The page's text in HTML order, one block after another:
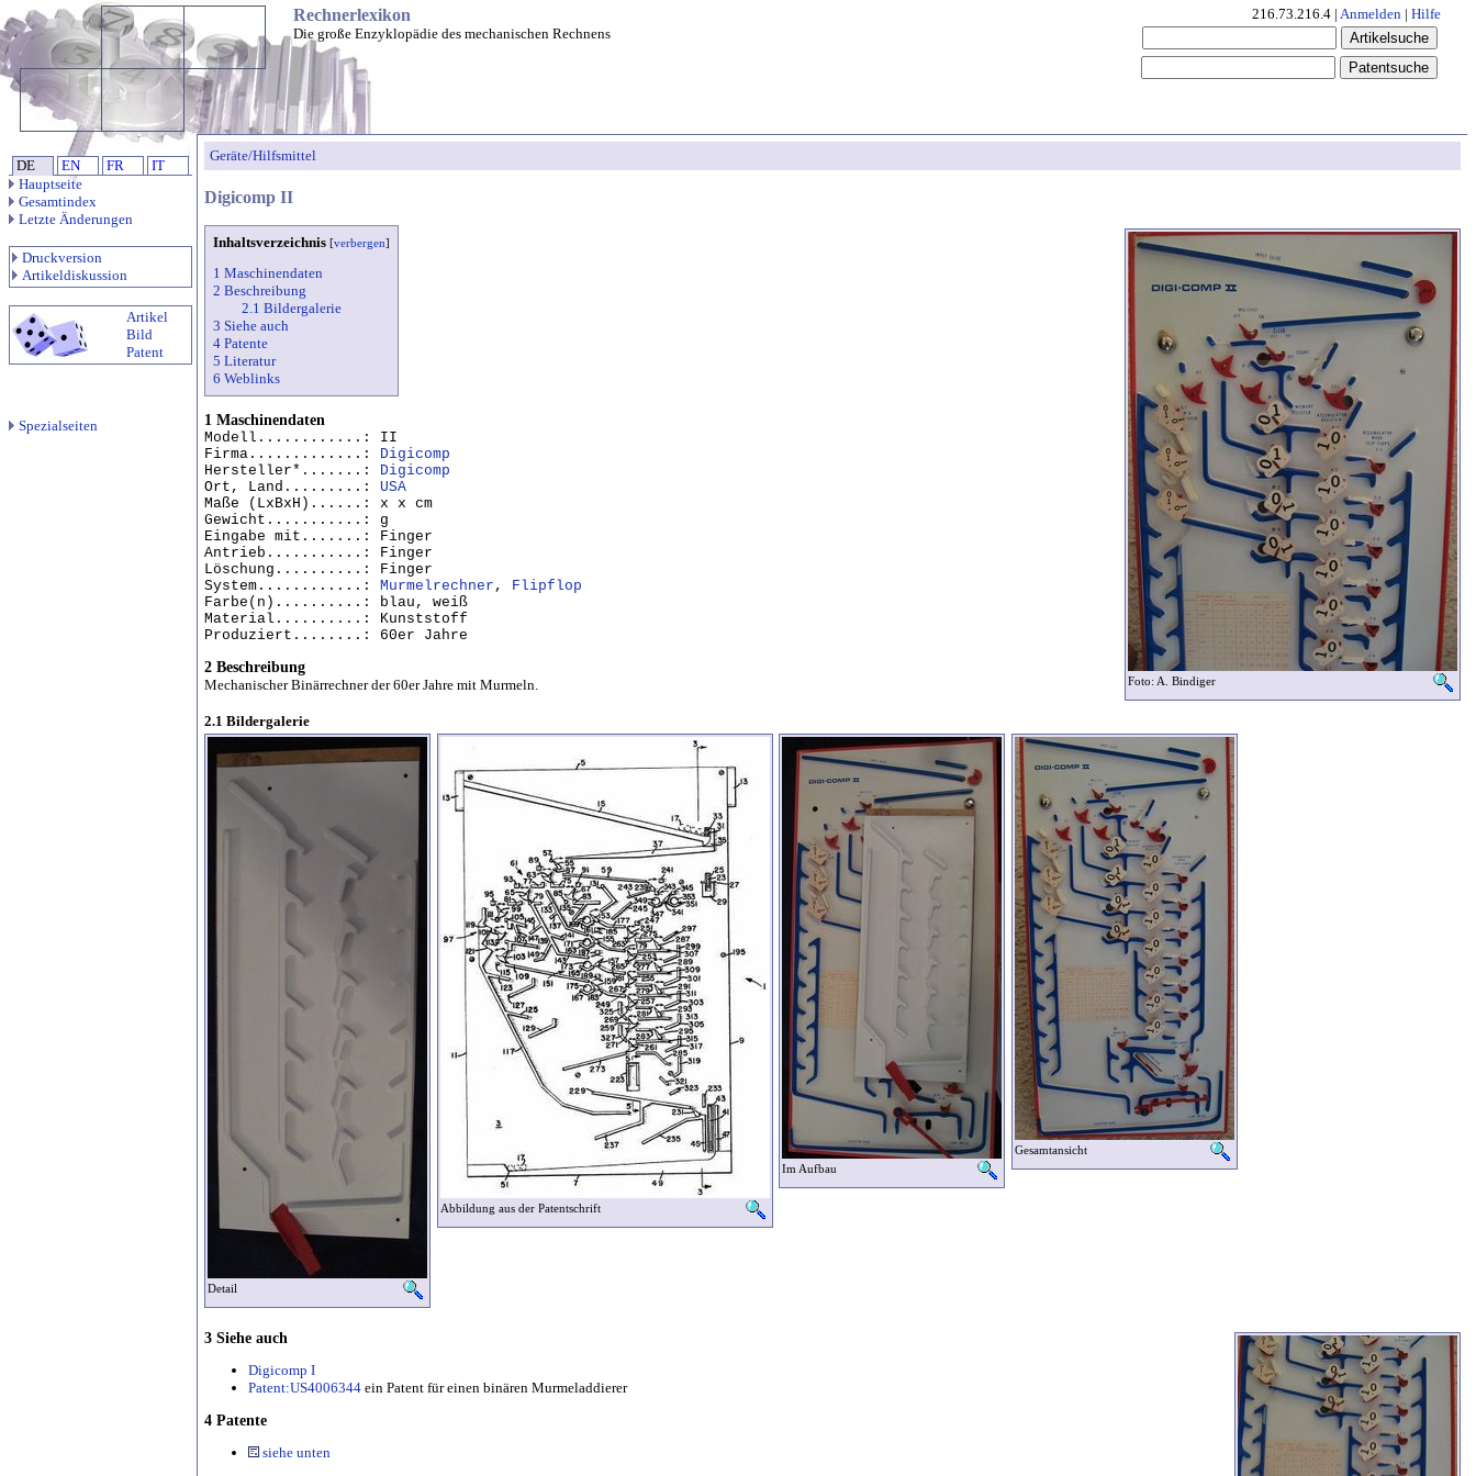
Rechnerlexikon
Die große Enzyklopädie des mechanischen Rechnens
216.73.216.4 | Anmelden | Hilfe
DE EN FR
IT
Hauptseite
Gesamtindex
Letzte Änderungen
Druckversion
Artikeldiskussion
Artikel
Bild
Patent
Spezialseiten
Geräte/Hilfsmittel
Digicomp II
Foto: A. Bindiger
Inhaltsverzeichnis [verbergen]
1 Maschinendaten
2 Beschreibung
2.1 Bildergalerie
3 Siehe auch
4 Patente
5 Literatur
6 Weblinks
1 Maschinendaten
Modell............: II
Firma.............:
Digicomp
Hersteller*.......:
Digicomp
Ort, Land.........: USA
Maße (LxBxH)......: x x cm
Gewicht...........: g
Eingabe mit.......: Finger
Antrieb...........: Finger
Löschung..........: Finger
System............: Murmelrechner ,
Flipflop
Farbe(n)..........: blau, weiß
Material..........: Kunststoff
Produziert........: 60er Jahre
2 Beschreibung
Mechanischer Binärrechner der 60er Jahre mit Murmeln.
2.1 Bildergalerie
Detail
Abbildung aus der Patentschrift
Im Aufbau
Gesamtansicht
3 Siehe auch
Digicomp I
Patent:US4006344 ein Patent für einen binären Murmeladdierer
4 Patente
siehe unten